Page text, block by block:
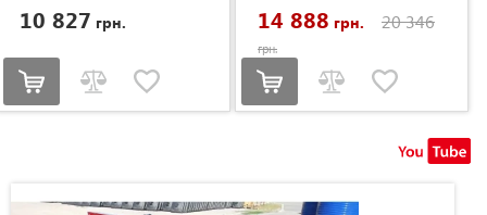
10 827 грн. 14 888 грн. 20 346
грн.